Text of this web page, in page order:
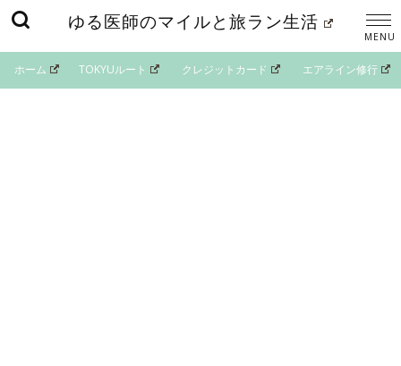
ゆる医師のマイルと旅ラン生活
ホーム TOKYUルート クレジットカード エアライン修行